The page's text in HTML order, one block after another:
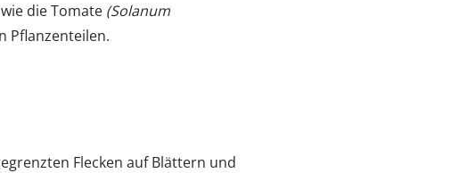
die Tomate (Solanum
Pflanzenteilen.
Flecken auf Blättern und